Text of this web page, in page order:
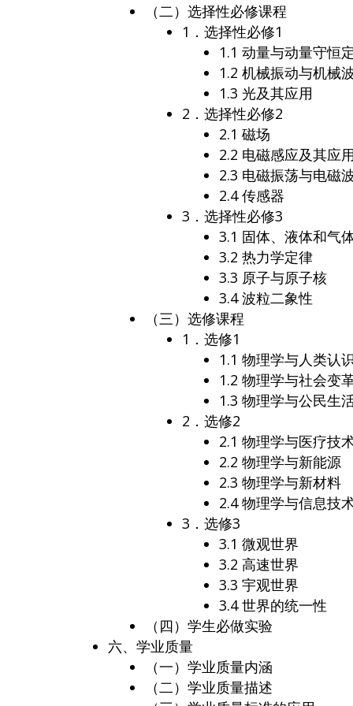
（二）选择性必修课程
1．选择性必修1
1.1 动量与动量守恒
1.2 机械振动与机械
1.3 光及其应用
2．选择性必修2
2.1 磁场
2.2 电磁感应及其应用
2.3 电磁振荡与电磁
2.4 传感器
3．选择性必修3
3.1 固体、液体和气
3.2 热力学定律
3.3 原子与原子核
3.4 波粒二象性
（三）选修课程
1．选修1
1.1 物理学与人类认
1.2 物理学与社会变
1.3 物理学与公民生
2．选修2
2.1 物理学与医疗技
2.2 物理学与新能源
2.3 物理学与新材料
2.4 物理学与信息技
3．选修3
3.1 微观世界
3.2 高速世界
3.3 宇观世界
3.4 世界的统一性
（四）学生必做实验
六、学业质量
（一）学业质量内涵
（二）学业质量描述